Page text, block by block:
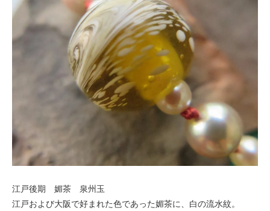
江戸後期 媚茶 泉州玉
江戸および大阪で好まれた色であった媚茶に、白の流水紋。